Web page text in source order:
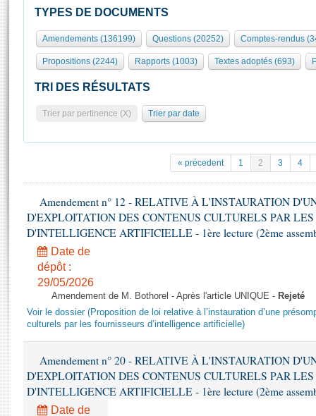
Présidence
577 députés
Groupes politiques
Séance publique
Commissions et autres organes
Europe et International
Pétitions
Projets de loi
Propositions de loi
Amendements
Textes adoptés
Rapports d'information
Rapports d'enquête
Rapports législatifs
Baromètre de l’application des lois
Dossiers législatifs
Rôle et pouvoirs de l'Assemblée
Organisation de l'Assemblée
Présidence Conférence des Présidents Bureau Collège des
Statistiques et chiffres clés
( Constitution | Règlement de l'Assemblée ... )
Juniors
Anciennes législatures
Liens vers les sites publics
Visiter l'Assemblée
Visite virtuelle du palais Bourbon
Assister à une séance
Contacts et plan d'accès
Photos libres de droit
TYPES DE DOCUMENTS
Amendements (136199) Questions (20252) Comptes-rendus
Propositions (2244) Rapports (1003) Textes adoptés (693)
TRI DES RÉSULTATS
Trier par pertinence (X) Trier par date
« précedent 1 2 3 4
Amendement n° 12 - RELATIVE À L'INSTAURATION
D'EXPLOITATION DES CONTENUS CULTURELS PAR LES
D'INTELLIGENCE ARTIFICIELLE - 1ère lecture (2ème
Date de
dépôt :
29/05/2026
Amendement de M. Bothorel - Après l'article UNIQUE - Rejeté
Voir le dossier (Proposition de loi relative à l’instauration d’une
culturels par les fournisseurs d’intelligence artificielle)
Amendement n° 20 - RELATIVE À L'INSTAURATION
D'EXPLOITATION DES CONTENUS CULTURELS PAR LES
D'INTELLIGENCE ARTIFICIELLE - 1ère lecture (2ème
Date de